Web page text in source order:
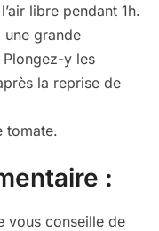
libre pendant 1h.
une grande
Plongez-y les
la reprise de
tomate.
:
vous conseille de